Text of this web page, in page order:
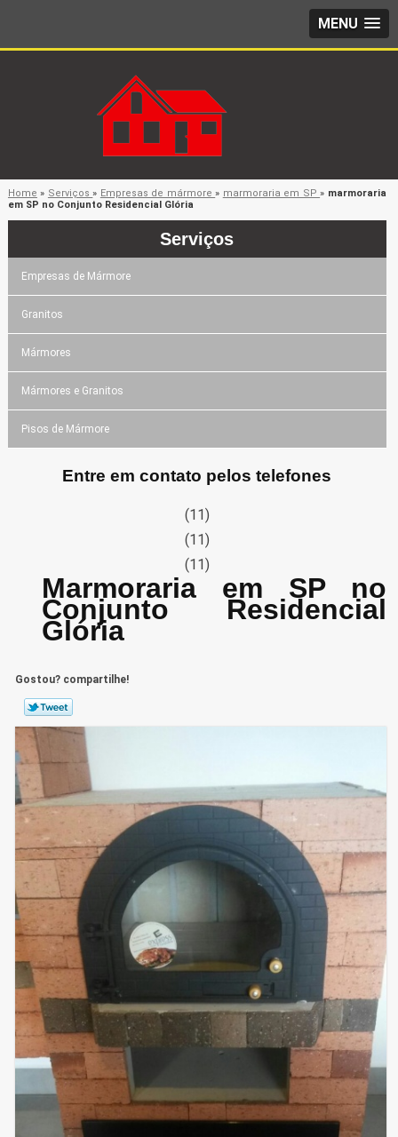
MENU
Home » Serviços» Empresas de mármore» marmoraria em SP» marmoraria
em SP no Conjunto Residencial Glória
Serviços
Empresas de Mármore
Granitos
Mármores
Mármores e Granitos
Pisos de Mármore
Entre em contato pelos telefones
(11)
(11)
(11)
Marmoraria em SP no
Conjunto Residencial
Glória
Gostou? compartilhe!